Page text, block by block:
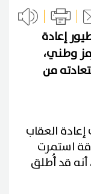
إعادة
وطني،
من
العقاب
استمرت
أنه قد أُطلق